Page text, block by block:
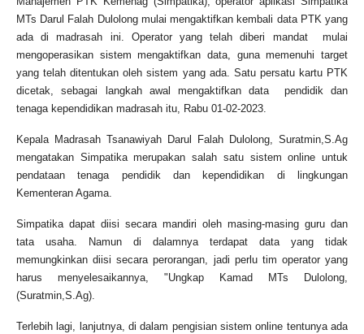
MTs Darul Falah Dulolong mulai mengaktifkan kembali data PTK yang
ada di madrasah ini. Operator yang telah diberi mandat mulai
mengoperasikan sistem mengaktifkan data, guna memenuhi target
yang telah ditentukan oleh sistem yang ada. Satu persatu kartu PTK
dicetak, sebagai langkah awal mengaktifkan data pendidik dan
tenaga kependidikan madrasah itu, Rabu 01-02-2023.
Kepala Madrasah Tsanawiyah Darul Falah Dulolong, Suratmin,S.Ag
mengatakan Simpatika merupakan salah satu sistem online untuk
pendataan tenaga pendidik dan kependidikan di lingkungan
Kementeran Agama.
Simpatika dapat diisi secara mandiri oleh masing-masing guru dan
tata usaha. Namun di dalamnya terdapat data yang tidak
memungkinkan diisi secara perorangan, jadi perlu tim operator yang
harus menyelesaikannya, "Ungkap Kamad MTs Dulolong,
(Suratmin,S.Ag).
Terlebih lagi, lanjutnya, di dalam pengisian sistem online tentunya ada